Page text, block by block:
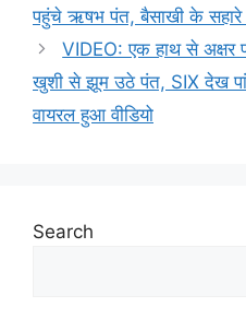
पहुंचे ऋषभ पंत, बैसाखी के सहारे
VIDEO: एक हाथ से अक्षर
खुशी से झूम उठे पंत, SIX देख
वायरल हुआ वीडियो
Search